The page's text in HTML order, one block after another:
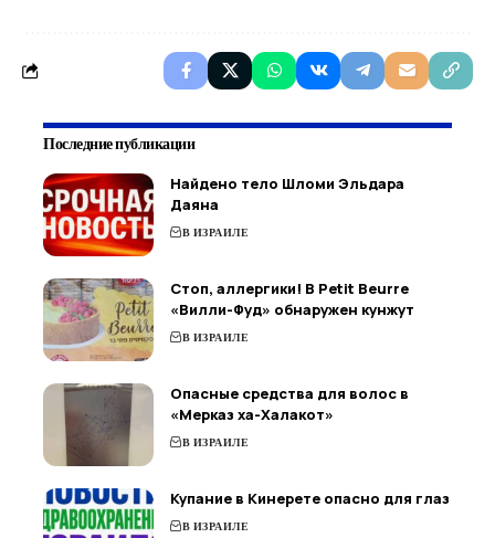
Последние публикации
Найдено тело Шломи Эльдара
Даяна
В ИЗРАИЛЕ
Стоп, аллергики! В Petit Beurre
«Вилли-Фуд» обнаружен кунжут
В ИЗРАИЛЕ
Опасные средства для волос в
«Мерказ ха-Халакот»
В ИЗРАИЛЕ
Купание в Кинерете опасно для глаз
В ИЗРАИЛЕ